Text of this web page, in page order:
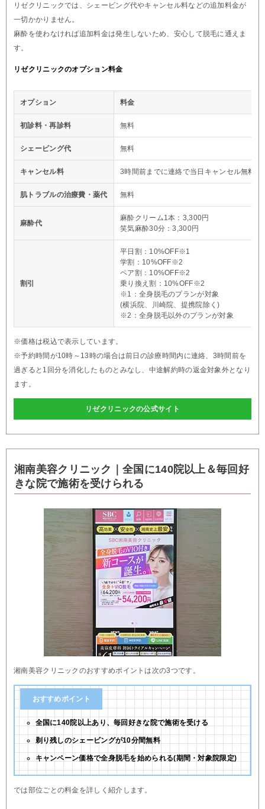
リゼクリニックでは、シェービング代やキャンセル料などの追加料金が
一切かかりません。
麻酔を使わなければ追加料金は発生しないため、安心して脱毛に通えま
す。
リゼクリニックのオプション料金
オプション 料金
初診料・再診料 無料
シェービング代 無料
キャンセル料 3時間前までに連絡で当日キャンセル無料※
肌トラブルの治療費・薬代 無料
麻酔代
麻酔クリーム1本：3,300円
笑気麻酔30分：3,300円
割引
平日割：10%OFF※1
学割：10%OFF※2
ペア割：10%OFF※2
乗り換え割：10%OFF※2
※1：全身脱毛のプランが対象
(横浜院、川崎院、提携院除く)
※2：全身脱毛以外のプランが対象
※価格は税込で表示しています。
※予約時間が10時～13時の場合は前日の診療時間内に連絡、3時間前を
過ぎると1回分を消化したものとみなし、中途解約時の返金対象外となり
ます。
リゼクリニックの公式サイト
湘南美容クリニック｜全国に140院以上＆毎回好
きな院で施術を受けられる
湘南美容クリニックのおすすめポイントは次の3つです。
おすすめポイント
全国に140院以上あり、毎回好きな院で施術を受ける
剃り残しのシェービングが10分間無料
キャンペーン価格で全身脱毛を始められる(期間・対象院限定)
では部位ごとの料金を詳しく紹介します。